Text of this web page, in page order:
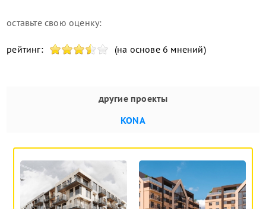
оставьте свою оценку:
рейтинг: (на основе 6 мнений)
другие проекты
KONA